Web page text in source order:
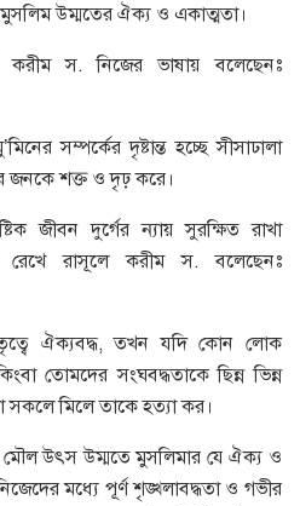
উম্মতের ঐক্য ও একাত্মতা।
স. নিজের ভাষায় বলেছেনঃ
সম্পর্কের দৃষ্টান্ত হচ্ছে সীসাঢালা
জনকে শক্ত ও দৃঢ় করে।
জীবন দুর্গের ন্যায় সুরক্ষিত রাখা
রাসূলে করীম স. বলেছেনঃ
ঐক্যবদ্ধ, তখন যদি কোন লোক
তোমদের সংঘবদ্ধতাকে ছিন্ন ভিন্ন
সকলে মিলে তাকে হত্যা কর।
উৎস উম্মতে মুসলিমার যে ঐক্য ও
মধ্যে পূর্ণ শৃঙ্খলাবদ্ধতা ও গভীর